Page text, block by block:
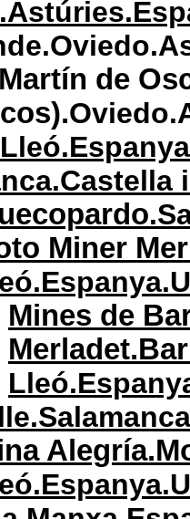
de
Miner
Mines de